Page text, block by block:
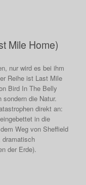
Mile Home)
nur wird es bei ihm
Reihe ist Last Mile
Bird In The Belly
die Natur.
direkt an:
in die
Weg von Sheffield
dramatisch
der Erde).